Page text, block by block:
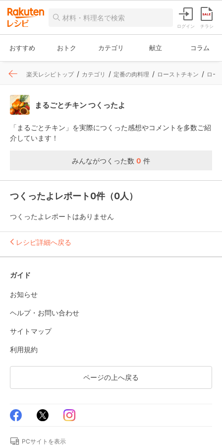
ログイン チラシ
おすすめ おトク カテゴリ 献立 コラム
楽天レシピトップ カテゴリ 定番の肉料理 ローストチキン ロー
まるごとチキン つくったよ
「まるごとチキン」を実際につくった感想やコメントを多数ご紹
介しています！
みんながつくった数 0 件
つくったよレポート0件（0人）
つくったよレポートはありません
レシピ詳細へ戻る
ガイド
お知らせ
ヘルプ・お問い合わせ
サイトマップ
利用規約
ページの上へ戻る
PCサイトを表示